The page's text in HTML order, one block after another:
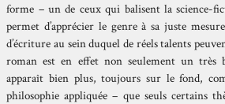
forme – un de ceux qui balisent la science-
permet d’apprécier le genre à sa juste
d’écriture au sein duquel de réels talents
roman est en effet non seulement un très
apparaît bien plus, toujours sur le fond,
philosophie appliquée – que seuls certains